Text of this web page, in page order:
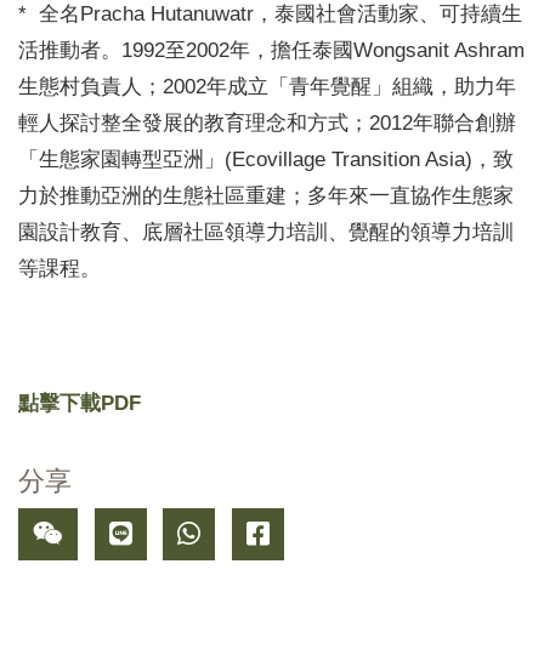
* 全名Pracha Hutanuwatr，泰國社會活動家、可持續生
活推動者。1992至2002年，擔任泰國Wongsanit Ashram
生態村負責人；2002年成立「青年覺醒」組織，助力年
輕人探討整全發展的教育理念和方式；2012年聯合創辦
「生態家園轉型亞洲」(Ecovillage Transition Asia)，致
力於推動亞洲的生態社區重建；多年來一直協作生態家
園設計教育、底層社區領導力培訓、覺醒的領導力培訓
等課程。
點擊下載PDF
分享